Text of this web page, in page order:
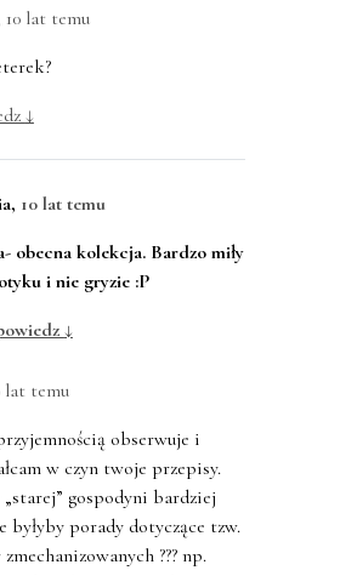
10 lat temu
↓
, 10 lat temu
obecna kolekcja. Bardzo miły
i nie gryzie :P
↓
lat temu
obserwuje i
w czyn twoje przepisy.
gospodyni bardziej
byłyby porady dotyczące tzw.
??? np.